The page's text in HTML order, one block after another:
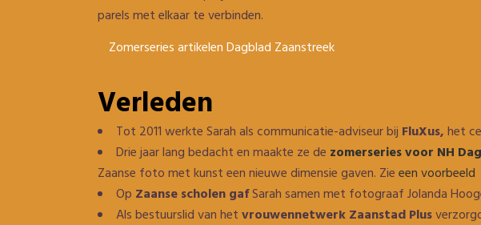
parels met elkaar te verbinden.
Zomerseries artikelen Dagblad Zaanstreek
Verleden
Tot 2011 werkte Sarah als communicatie-adviseur bij FluXus,het
Drie jaar lang bedacht en maakte ze de zomerseries voor NH
Zaanse foto met kunst een nieuwe dimensie gaven. Zieeen voorbeeld
Op Zaanse scholen gafSarah samen met fotograaf Jolanda
Als bestuurslid van hetvrouwennetwerk Zaanstad Plus